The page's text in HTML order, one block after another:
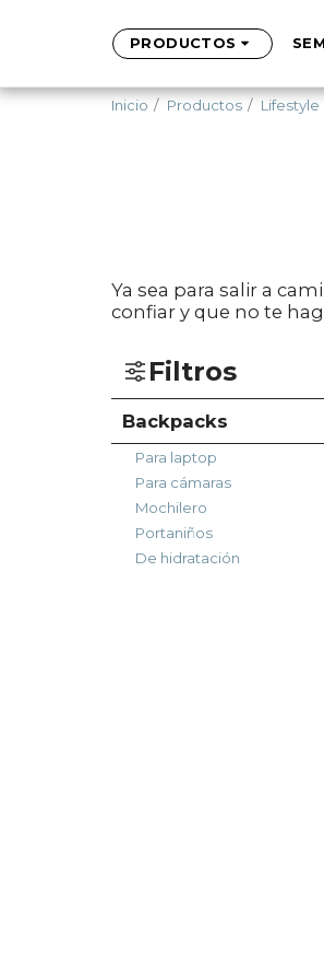
PRODUCTOS
Inicio Productos Lifestyle
Ya sea para salir a
confiar y que no te
Filtros
Backpacks
Para laptop
Para cámaras
Mochilero
Portaniños
De hidratación